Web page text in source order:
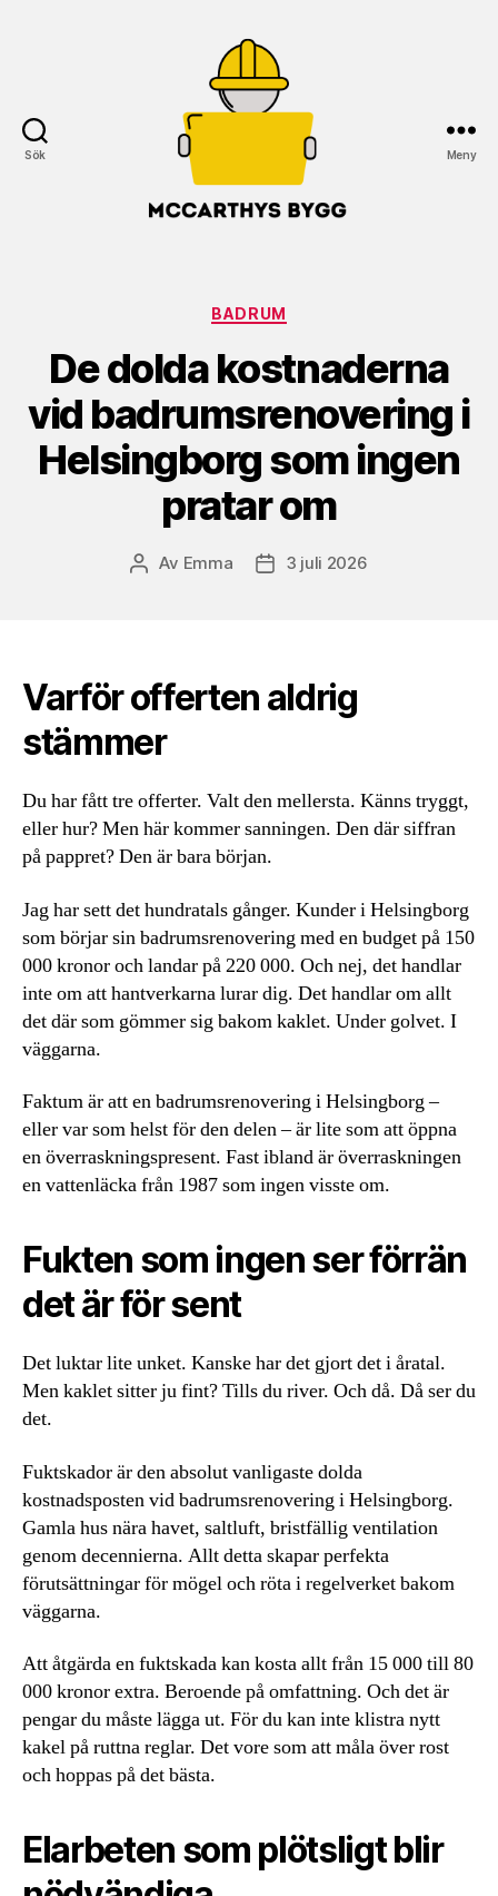
Sök Meny
Kategorier
BADRUM
De dolda kostnaderna
vid badrumsrenovering i
Helsingborg som ingen
pratar om
Inläggsförfattare
Av Emma Inläggsdatum
3 juli 2026
Varför offerten aldrig
stämmer
Du har fått tre offerter. Valt den mellersta. Känns tryggt,
eller hur? Men här kommer sanningen. Den där siffran
på pappret? Den är bara början.
Jag har sett det hundratals gånger. Kunder i Helsingborg
som börjar sin badrumsrenovering med en budget på 150
000 kronor och landar på 220 000. Och nej, det handlar
inte om att hantverkarna lurar dig. Det handlar om allt
det där som gömmer sig bakom kaklet. Under golvet. I
väggarna.
Faktum är att en badrumsrenovering i Helsingborg –
eller var som helst för den delen – är lite som att öppna
en överraskningspresent. Fast ibland är överraskningen
en vattenläcka från 1987 som ingen visste om.
Fukten som ingen ser förrän
det är för sent
Det luktar lite unket. Kanske har det gjort det i åratal.
Men kaklet sitter ju fint? Tills du river. Och då. Då ser du
det.
Fuktskador är den absolut vanligaste dolda
kostnadsposten vid badrumsrenovering i Helsingborg.
Gamla hus nära havet, saltluft, bristfällig ventilation
genom decennierna. Allt detta skapar perfekta
förutsättningar för mögel och röta i regelverket bakom
väggarna.
Att åtgärda en fuktskada kan kosta allt från 15 000 till 80
000 kronor extra. Beroende på omfattning. Och det är
pengar du måste lägga ut. För du kan inte klistra nytt
kakel på ruttna reglar. Det vore som att måla över rost
och hoppas på det bästa.
Elarbeten som plötsligt blir